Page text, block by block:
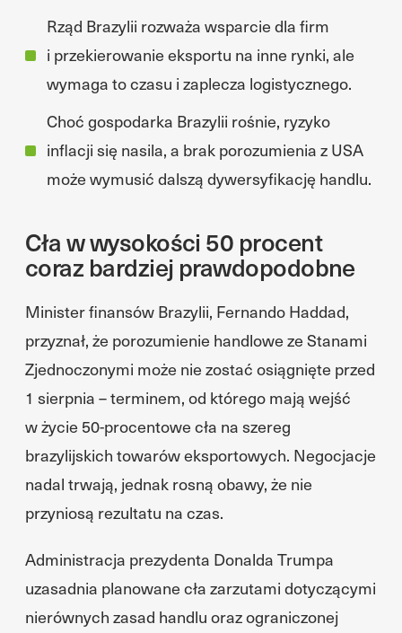
Rząd Brazylii rozważa wsparcie dla firm
i przekierowanie eksportu na inne rynki, ale
wymaga to czasu i zaplecza logistycznego.
Choć gospodarka Brazylii rośnie, ryzyko
inflacji się nasila, a brak porozumienia z USA
może wymusić dalszą dywersyfikację handlu.
Cła w wysokości 50 procent
coraz bardziej prawdopodobne
Minister finansów Brazylii, Fernando Haddad,
przyznał, że porozumienie handlowe ze Stanami
Zjednoczonymi może nie zostać osiągnięte przed
1 sierpnia – terminem, od którego mają wejść
w życie 50-procentowe cła na szereg
brazylijskich towarów eksportowych. Negocjacje
nadal trwają, jednak rosną obawy, że nie
przyniosą rezultatu na czas.
Administracja prezydenta Donalda Trumpa
uzasadnia planowane cła zarzutami dotyczącymi
nierównych zasad handlu oraz ograniczonej